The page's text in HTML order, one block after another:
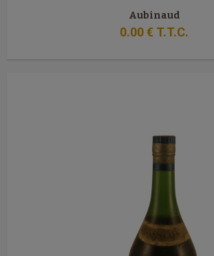
Aubinaud
0.00€ T.T.C.